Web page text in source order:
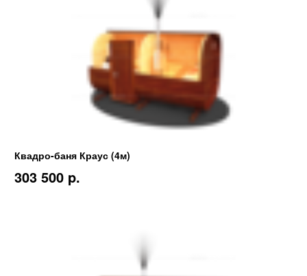
Квадро-баня Краус (4м)
303 500 p.